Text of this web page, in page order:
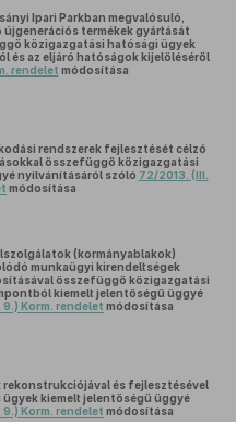
Ipari Parkban megvalósuló,
termékek gyártását
közigazgatási hatósági ügyek
és az eljáró hatóságok kijelöléséről
rendelet módosítása
rendszerek fejlesztését célzó
összefüggő közigazgatási
nyilvánításáról szóló 72/2013. (III.
módosítása
(kormányablakok)
munkaügyi kirendeltségek
összefüggő közigazgatási
kiemelt jelentőségű üggyé
9.) Korm. rendelet módosítása
és fejlesztésével
kiemelt jelentőségű üggyé
9.) Korm. rendelet módosítása